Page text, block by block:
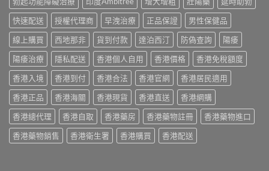
與
購
買
建
議〉
中
家
必
讀
用
法
用
量
完
整
教
學〉
中
嗎？
香
港
用
家
真
實
服
用
經
驗
與
安
全
快速配送
授權代理商 早洩治療 正品保證
男性保健品
線上購買
西地那非 貨到付款 達泊西汀 防偽查詢
陽痿
陽痿治療
隱私配送 香港個人自用 香港價格
香港免稅額度
香港入境
香港到付 香港合法 香港官網
香港居民適用
香港正品
香港海關 香港現貨 香港直送
香港網購
香港總代理
香港自取 香港藥房 香港藥物註冊
香港藥物進口
香港藥物銷售
香港衛生署 香港購買 香港配送